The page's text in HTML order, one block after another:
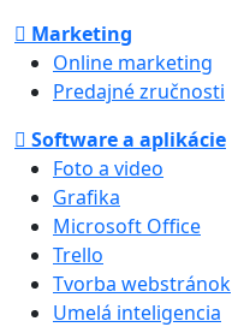
Marketing
Online marketing
Predajné zručnosti
Software a aplikácie
Foto a video
Grafika
Microsoft Office
Trello
Tvorba webstránok
Umelá inteligencia